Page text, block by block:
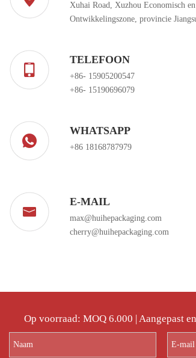
Xuhai Road, Xuzhou Economisch
Ontwikkelingszone, provincie
TELEFOON
+86- 15905200547
+86- 15190696079
WHATSAPP
+86 18168787979
E-MAIL
max@huihepackaging.com
cherry@huihepackaging.com
Op voorraad: MOQ 6.000 | Aangepast